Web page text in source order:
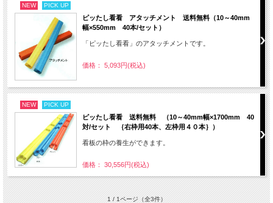
NEW PICK UP
ピッたし看看 アタッチメント 送料無料（10～40mm
幅×550mm 40本/セット）
「ピッたし看看」のアタッチメントです。
価格： 5,093円(税込)
NEW PICK UP
ピッたし看看 送料無料 （10～40mm幅×1700mm 40
対/セット ｛右枠用40本、左枠用４０本｝）
看板の枠の養生ができます。
価格： 30,556円(税込)
1 / 1ページ（全3件）